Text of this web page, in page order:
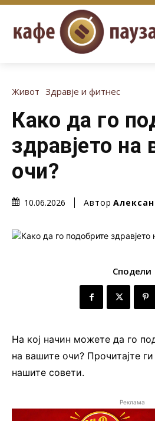
Живот Здравје и фитнес
Како да го
здравјето на
очи?
10.06.2026 Автор
Сподели
На кој начин можете да го
на вашите очи? Прочитајте
нашите совети.
Реклама